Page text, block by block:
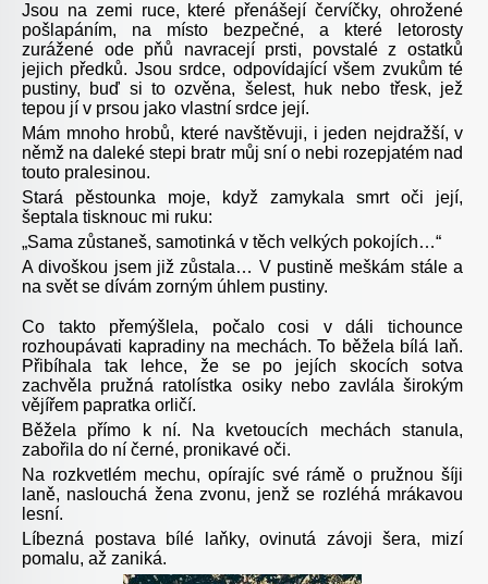
Jsou na zemi ruce, které přenášejí červíčky, ohrožené
pošlapáním, na místo bezpečné, a které letorosty
zurážené ode pňů navracejí prsti, povstalé z ostatků
jejich předků. Jsou srdce, odpovídající všem zvukům té
pustiny, buď si to ozvěna, šelest, huk nebo třesk, jež
tepou jí v prsou jako vlastní srdce její.
Mám mnoho hrobů, které navštěvuji, i jeden nejdražší, v
němž na daleké stepi bratr můj sní o nebi rozepjatém nad
touto pralesinou.
Stará pěstounka moje, když zamykala smrt oči její,
šeptala tisknouc mi ruku:
„Sama zůstaneš, samotinká v těch velkých pokojích…“
A divoškou jsem již zůstala… V pustině meškám stále a
na svět se dívám zorným úhlem pustiny.
Co takto přemýšlela, počalo cosi v dáli tichounce
rozhoupávati kapradiny na mechách. To běžela bílá laň.
Přibíhala tak lehce, že se po jejích skocích sotva
zachvěla pružná ratolístka osiky nebo zavlála širokým
vějířem papratka orličí.
Běžela přímo k ní. Na kvetoucích mechách stanula,
zabořila do ní černé, pronikavé oči.
Na rozkvetlém mechu, opírajíc své rámě o pružnou šíji
laně, naslouchá žena zvonu, jenž se rozléhá mrákavou
lesní.
Líbezná postava bílé laňky, ovinutá závoji šera, mizí
pomalu, až zaniká.